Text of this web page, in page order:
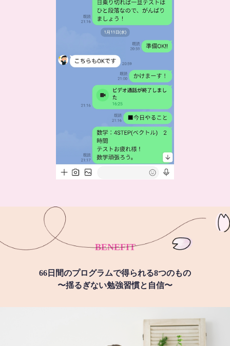
BENEFIT
66日間のプログラムで得られる8つのもの
〜揺るぎない勉強習慣と自信〜